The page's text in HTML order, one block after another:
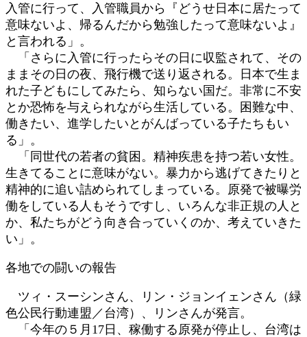
入管に行って、入管職員から『どうせ日本に居たって
意味ないよ、帰るんだから勉強したって意味ないよ』
と言われる」。
「さらに入管に行ったらその日に収監されて、その
ままその日の夜、飛行機で送り返される。日本で生ま
れた子どもにしてみたら、知らない国だ。非常に不安
とか恐怖を与えられながら生活している。困難な中、
働きたい、進学したいとがんばっている子たちもい
る」。
「同世代の若者の貧困。精神疾患を持つ若い女性。
生きてることに意味がない。暴力から逃げてきたりと
精神的に追い詰められてしまっている。原発で被曝労
働をしている人もそうですし、いろんな非正規の人と
か、私たちがどう向き合っていくのか、考えていきた
い」。
各地での闘いの報告
ツィ・スーシンさん、リン・ジョンイェンさん（緑
色公民行動連盟／台湾）、リンさんが発言。
「今年の５月17日、稼働する原発が停止し、台湾は